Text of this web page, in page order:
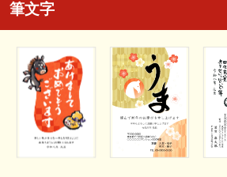
筆文字